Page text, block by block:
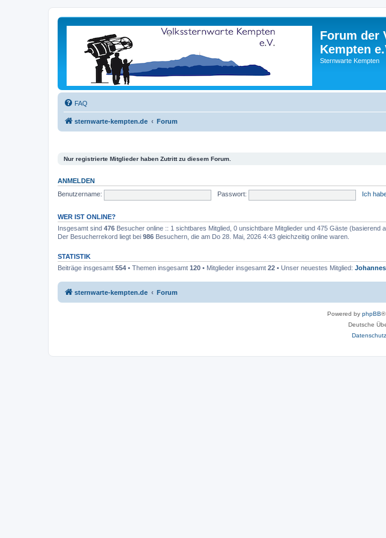
Forum der
Kempten
Sternwarte Kempten
FAQ
sternwarte-kempten.de Forum
Nur registrierte Mitglieder haben Zutritt zu diesem Forum.
ANMELDEN
Benutzername:
Passwort: Ich
WER IST ONLINE?
Insgesamt sind 476 Besucher online :: 1 sichtbares Mitglied, 0 unsichtbare Mitglieder und 475 Gäste (basierend
Der Besucherrekord liegt bei 986 Besuchern, die am Do 28. Mai, 2026 4:43 gleichzeitig online waren.
STATISTIK
Beiträge insgesamt 554 • Themen insgesamt 120 • Mitglieder insgesamt 22 • Unser neuestes Mitglied: Johannes
sternwarte-kempten.de Forum
Powered by phpBB®
Deutsche
Datenschutz